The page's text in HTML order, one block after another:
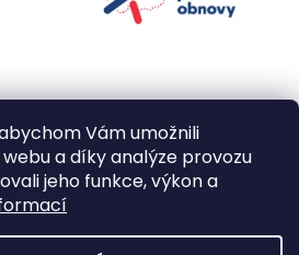
Vám umožnili
a díky analýze provozu
jeho funkce, výkon a
Vytvořil Shoptet